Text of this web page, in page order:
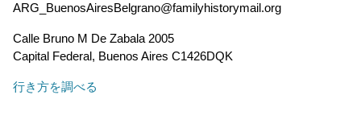
ARG_BuenosAiresBelgrano@familyhistorymail.org
Calle Bruno M De Zabala 2005
Capital Federal, Buenos Aires C1426DQK
行き方を調べる